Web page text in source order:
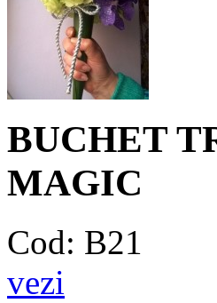
BUCHET
MAGIC
Cod: B21
vezi